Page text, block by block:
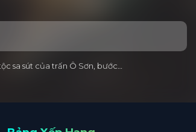
sa sút của trấn Ô Sơn, bước…